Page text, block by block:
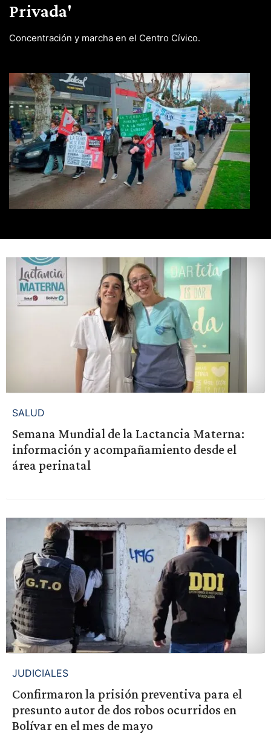
Privada'
Concentración y marcha en el Centro Cívico.
SALUD
Semana Mundial de la Lactancia Materna:
información y acompañamiento desde el
área perinatal
JUDICIALES
Confirmaron la prisión preventiva para el
presunto autor de dos robos ocurridos en
Bolívar en el mes de mayo